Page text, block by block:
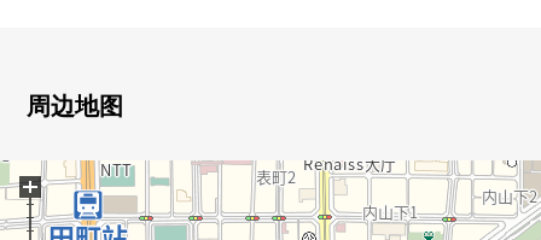
・对走过壁橱，收纳的灵活性设置高的可动的搁板
整、除异味等的高功能装修材料)
・把浴室内照明改为嵌顶灯
・在鞋柜全身设置镜子
周边地图
+